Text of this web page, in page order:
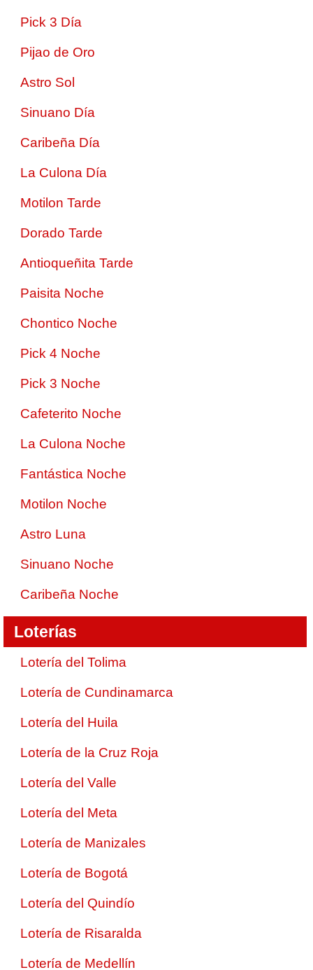
Pick 3 Día
Pijao de Oro
Astro Sol
Sinuano Día
Caribeña Día
La Culona Día
Motilon Tarde
Dorado Tarde
Antioqueñita Tarde
Paisita Noche
Chontico Noche
Pick 4 Noche
Pick 3 Noche
Cafeterito Noche
La Culona Noche
Fantástica Noche
Motilon Noche
Astro Luna
Sinuano Noche
Caribeña Noche
Loterías
Lotería del Tolima
Lotería de Cundinamarca
Lotería del Huila
Lotería de la Cruz Roja
Lotería del Valle
Lotería del Meta
Lotería de Manizales
Lotería de Bogotá
Lotería del Quindío
Lotería de Risaralda
Lotería de Medellín